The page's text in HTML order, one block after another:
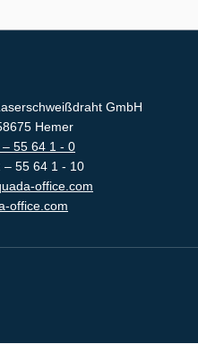
GmbH
Hemer
55 64 1 - 0
– 55 64 1 - 10
office.com
office.com